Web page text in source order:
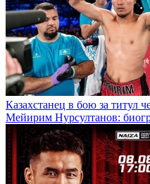
Казахстанец в бою за титул
Мейирим Нурсултанов: